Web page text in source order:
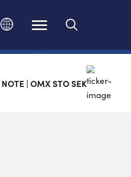
Ändra språk
NOTE | OMX STO SEK